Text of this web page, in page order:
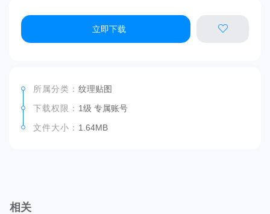
立即下载
所属分类：纹理贴图
下载权限： 1级 专属账号
文件大小： 1.64MB
相关